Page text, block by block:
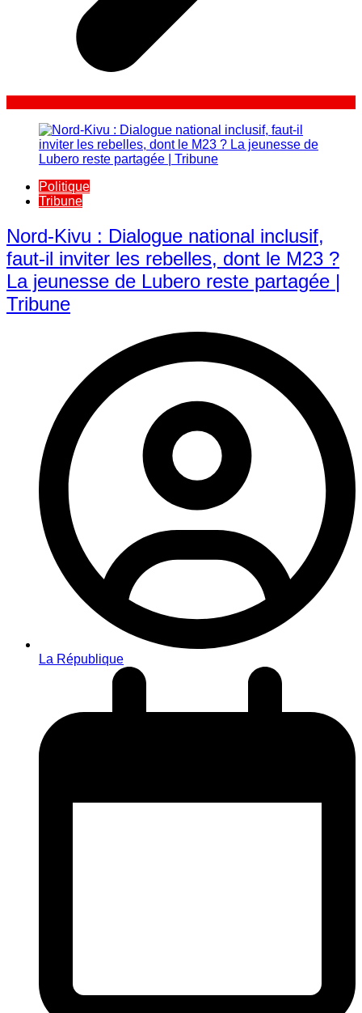
Politique
Tribune
Nord-Kivu : Dialogue national inclusif,
faut-il inviter les rebelles, dont le M23 ?
La jeunesse de Lubero reste partagée |
Tribune
La République